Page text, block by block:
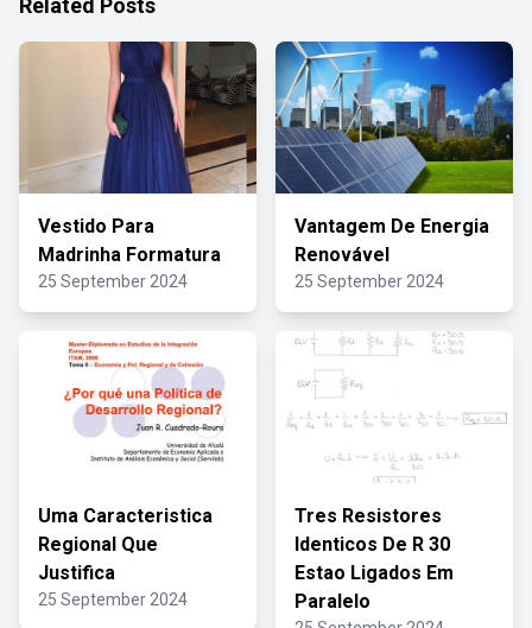
Related Posts
Vestido Para
Madrinha Formatura
25 September 2024
Vantagem De Energia
Renovável
25 September 2024
Uma Caracteristica
Regional Que
Justifica
25 September 2024
Tres Resistores
Identicos De R 30
Estao Ligados Em
Paralelo